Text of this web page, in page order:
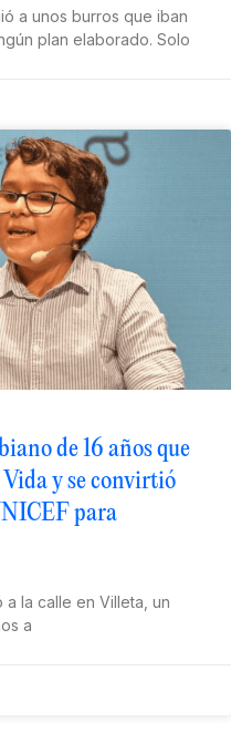
a unos burros que iban
plan elaborado. Solo
de 16 años que
y se convirtió
para
a la calle en Villeta, un
a